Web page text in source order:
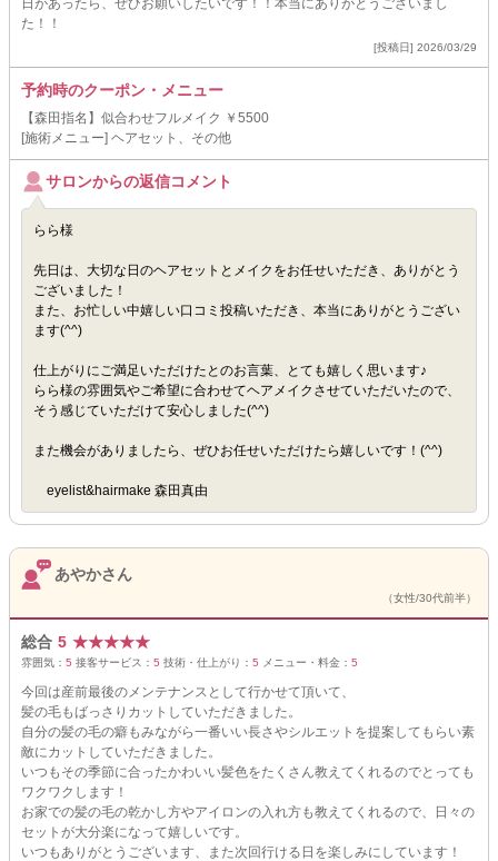
日があったら、ぜひお願いしたいです！！本当にありがとうございまし
た！！
[投稿日] 2026/03/29
予約時のクーポン・メニュー
【森田指名】似合わせフルメイク ￥5500
[施術メニュー] ヘアセット、その他
サロンからの返信コメント
らら様
先日は、大切な日のヘアセットとメイクをお任せいただき、ありがとう
ございました！
また、お忙しい中嬉しい口コミ投稿いただき、本当にありがとうござい
ます(^^)
仕上がりにご満足いただけたとのお言葉、とても嬉しく思います♪
らら様の雰囲気やご希望に合わせてヘアメイクさせていただいたので、
そう感じていただけて安心しました(^^)
また機会がありましたら、ぜひお任せいただけたら嬉しいです！(^^)
eyelist&hairmake 森田真由
あやかさん
（女性/30代前半）
総合 5 ★★★★★
雰囲気： 5 接客サービス： 5 技術・仕上がり： 5 メニュー・料金： 5
今回は産前最後のメンテナンスとして行かせて頂いて、
髪の毛もばっさりカットしていただきました。
自分の髪の毛の癖もみながら一番いい長さやシルエットを提案してもらい素
敵にカットしていただきました。
いつもその季節に合ったかわいい髪色をたくさん教えてくれるのでとっても
ワクワクします！
お家での髪の毛の乾かし方やアイロンの入れ方も教えてくれるので、日々の
セットが大分楽になって嬉しいです。
いつもありがとうございます、また次回行ける日を楽しみにしています！